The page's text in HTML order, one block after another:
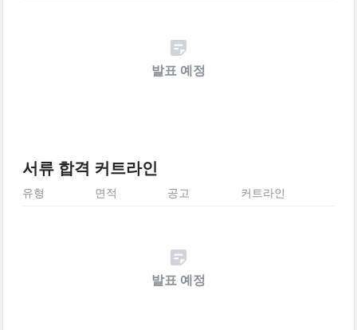
발표 예정
서류 합격 커트라인
유형 면적 공고 커트라인
발표 예정